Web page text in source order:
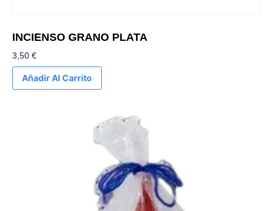
INCIENSO GRANO PLATA
3,50 €
Añadir Al Carrito